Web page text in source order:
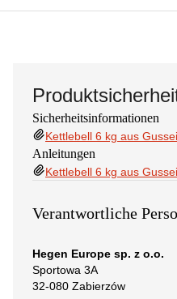
Sicherheitsinformationen
Kettlebell 6 kg aus
Anleitungen
Kettlebell 6 kg aus
Verantwortliche
Hegen Europe sp. z o.o.
Sportowa 3A
32-080 Zabierzów